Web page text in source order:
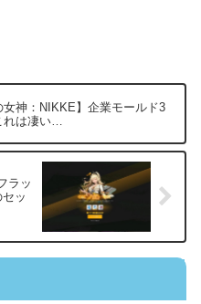
女神：NIKKE】企業モールド3
は凄い…
ラッ
ッ